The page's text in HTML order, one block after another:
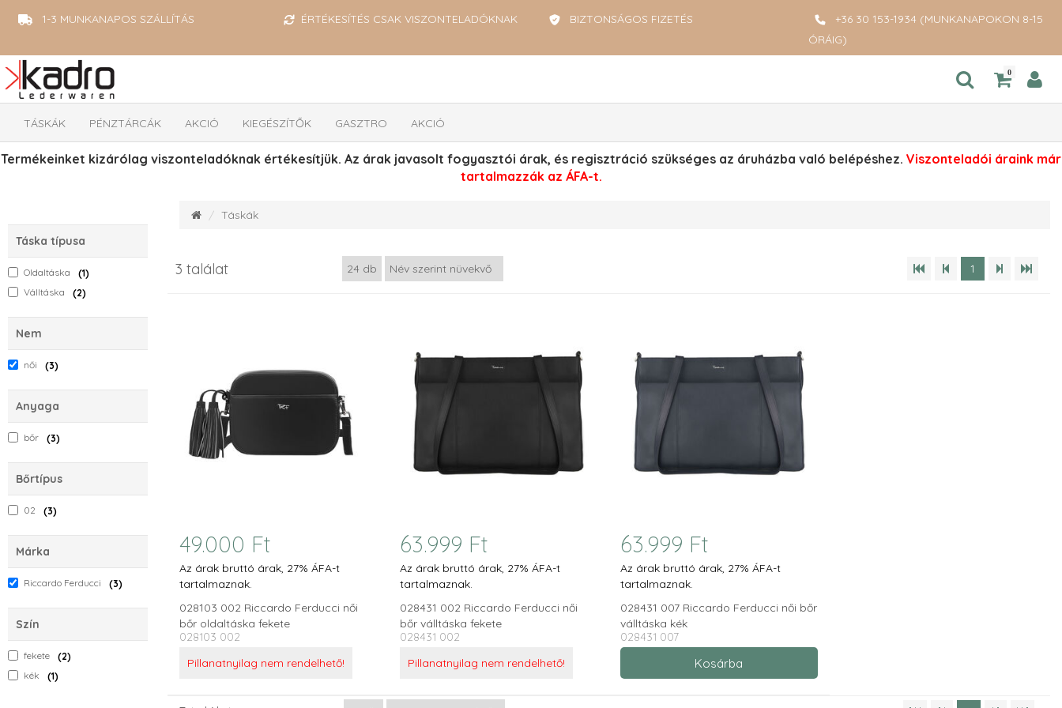
1-3 MUNKANAPOS SZÁLLÍTÁS ÉRTÉKESÍTÉS CSAK VISZONTELADÓKNAK BIZTONSÁGOS FIZETÉS
+36 30 153-1934 (MUNKANAPOKON 8-15
ÓRÁIG)
0
TÁSKÁK PÉNZTÁRCÁK AKCIÓ KIEGÉSZÍTŐK GASZTRO AKCIÓ
Termékeinket kizárólag viszonteladóknak értékesítjük. Az árak javasolt fogyasztói árak, és regisztráció szükséges az áruházba való belépéshez. Viszonteladói áraink már
tartalmazzák az ÁFA-t.
Táska típusa
Oldaltáska
1
Válltáska
2
Nem
női 3
Anyaga
bőr 3
Bőrtípus
02 3
Márka
Riccardo Ferducci 3
Szín
fekete
2
kék
1
Táskák
3 találat 1
49.000 Ft
Az árak bruttó árak, 27% ÁFA-t
tartalmaznak.
028103 002 Riccardo Ferducci női
bőr oldaltáska fekete
028103 002
Pillanatnyilag nem rendelhető!
63.999 Ft
Az árak bruttó árak, 27% ÁFA-t
tartalmaznak.
028431 002 Riccardo Ferducci női
bőr válltáska fekete
028431 002
Pillanatnyilag nem rendelhető!
63.999 Ft
Az árak bruttó árak, 27% ÁFA-t
tartalmaznak.
028431 007 Riccardo Ferducci női bőr
válltáska kék
028431 007